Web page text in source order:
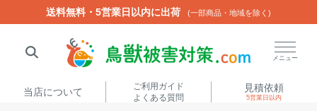
送料無料・5営業日以内に出荷 (一部商品・地域を除く)
メニュー
当店について
ご利用ガイド
よくある質問
見積依頼
5営業日以内
送料無料・5営業日以内に出荷 (一部商品・地域を除く)
閉じる